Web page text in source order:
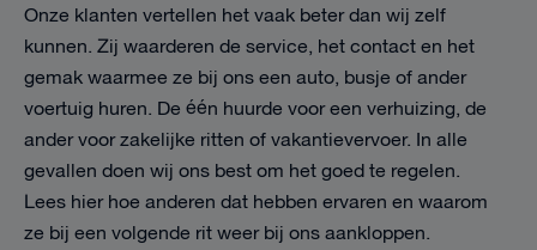
Onze klanten vertellen het vaak beter dan wij zelf
kunnen. Zij waarderen de service, het contact en het
gemak waarmee ze bij ons een auto, busje of ander
voertuig huren. De één huurde voor een verhuizing, de
ander voor zakelijke ritten of vakantievervoer. In alle
gevallen doen wij ons best om het goed te regelen.
Lees hier hoe anderen dat hebben ervaren en waarom
ze bij een volgende rit weer bij ons aankloppen.